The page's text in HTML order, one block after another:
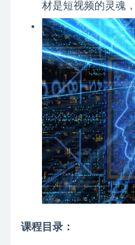
材是短视频的灵魂
课程目录：